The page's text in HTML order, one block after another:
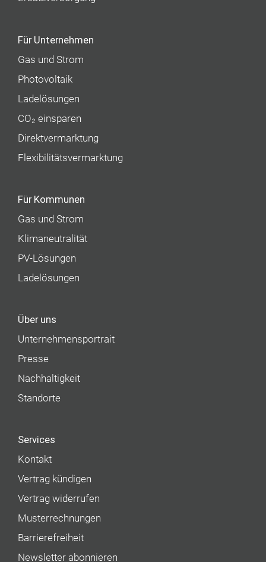
Für Unternehmen
Gas und Strom
Photovoltaik
Ladelösungen
CO₂ einsparen
Direktvermarktung
Flexibilitätsvermarktung
Für Kommunen
Gas und Strom
Klimaneutralität
PV-Lösungen
Ladelösungen
Über uns
Unternehmens­portrait
Presse
Nachhaltigkeit
Standorte
Services
Kontakt
Vertrag kündigen
Vertrag widerrufen
Musterrechnungen
Barrierefreiheit
Newsletter abonnieren